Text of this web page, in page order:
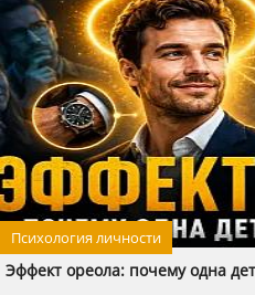
Психология личности
Эффект ореола: почему одна